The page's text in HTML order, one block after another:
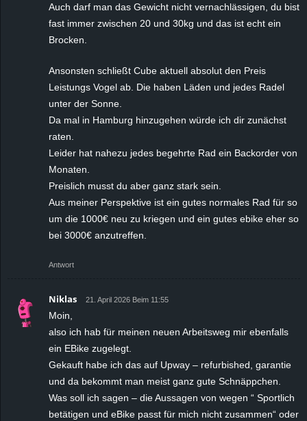
Auch darf man das Gewicht nicht vernachlässigen, du bist
fast immer zwischen 20 und 30kg und das ist echt ein
Brocken.
Ansonsten schließt Cube aktuell absolut den Preis
Leistungs Vogel ab. Die haben Läden und jedes Radel
unter der Sonne.
Da mal in Hamburg hinzugehen würde ich dir zunächst
raten.
Leider hat nahezu jedes begehrte Rad ein Backorder von
Monaten.
Preislich musst du aber ganz stark sein.
Aus meiner Perspektive ist ein gutes normales Rad für so
um die 1000€ neu zu kriegen und ein gutes ebike eher so
bei 3000€ anzutreffen.
Antwort
Niklas 21. April 2026 Beim 11:55
Moin,
also ich hab für meinen neuen Arbeitsweg mir ebenfalls
ein EBike zugelegt.
Gekauft habe ich das auf Upway – refurbished, garantie
und da bekommt man meist ganz gute Schnäppchen.
Was soll ich sagen – die Aussagen von wegen “ Sportlich
betätigen und eBike passt für mich nicht zusammen“ oder